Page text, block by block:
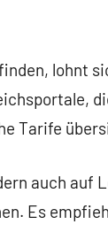
lohnt
Tarife
auch auf
Es